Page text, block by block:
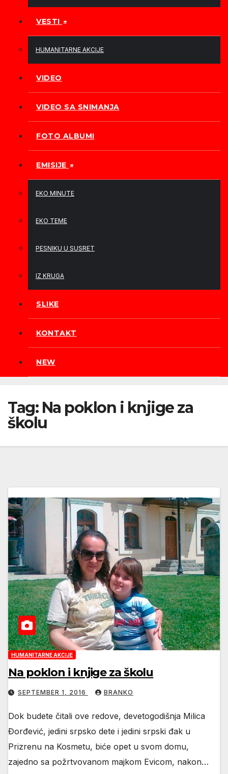
VESTI
HUMANITARNE AKCIJE
VIDEO
VIDEO SA SNIMANJA
FOTO ALBUMI
EMISIJE
EKO MINUTE
EKO TEME
PESNIKU U SUSRET
IZ KRUGA
SLIKE
KONTAKT
NEW
Tag: Na poklon i knjige za
školu
HUMANITARNE AKCIJE
Na poklon i knjige za školu
SEPTEMBER 1, 2016 BRANKO
Dok budete čitali ove redove, devetogodišnja Milica
Đorđević, jedini srpsko dete i jedini srpski đak u
Prizrenu na Kosmetu, biće opet u svom domu,
zajedno sa požrtvovanom majkom Evicom, nakon…